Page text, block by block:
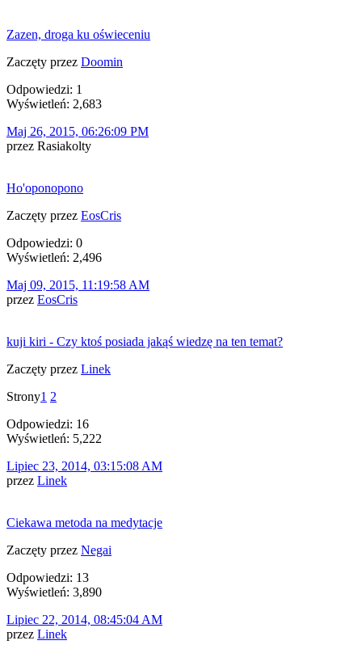
Zazen, droga ku oświeceniu
Zaczęty przez Doomin
Odpowiedzi: 1
Wyświetleń: 2,683
Maj 26, 2015, 06:26:09 PM
przez Rasiakolty
Ho'oponopono
Zaczęty przez EosCris
Odpowiedzi: 0
Wyświetleń: 2,496
Maj 09, 2015, 11:19:58 AM
przez EosCris
kuji kiri - Czy ktoś posiada jakąś wiedzę na ten temat?
Zaczęty przez Linek
Strony1 2
Odpowiedzi: 16
Wyświetleń: 5,222
Lipiec 23, 2014, 03:15:08 AM
przez Linek
Ciekawa metoda na medytacje
Zaczęty przez Negai
Odpowiedzi: 13
Wyświetleń: 3,890
Lipiec 22, 2014, 08:45:04 AM
przez Linek